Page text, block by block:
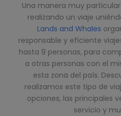
Una manera muy
realizando un viaje
Lands and Whales
responsable y eficiente
hasta 9 personas, para
a otras personas con el
esta zona del país.
realizamos este tipo de
opciones, las principales
servicio y